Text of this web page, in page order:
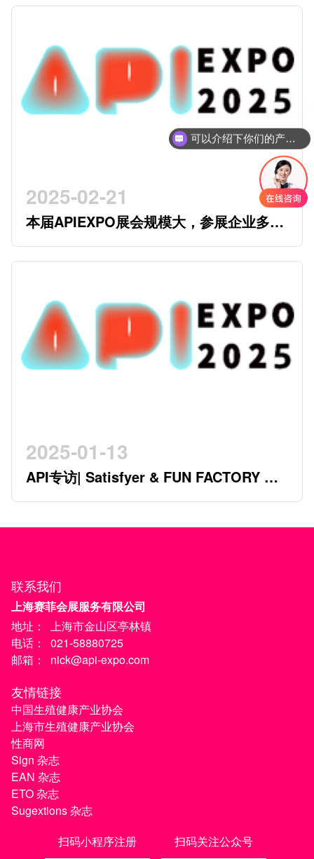
2025-02-21
本届APIEXPO展会规模大，参展企业多，
参观观众多，看展时间紧，怎么办？
2025-01-13
API专访| Satisfyer & FUN FACTORY 开
创行业新时代的德系双星
联系我们
上海赛菲会展服务有限公司
地址：
上海市金山区亭林镇
电话：
021-58880725
邮箱：
nick@api-expo.com
友情链接
中国生殖健康产业协会
上海市生殖健康产业协会
性商网
Sign 杂志
EAN 杂志
ETO 杂志
Sugextions 杂志
扫码小程序注册
扫码关注公众号
可以介绍下你们的产品么